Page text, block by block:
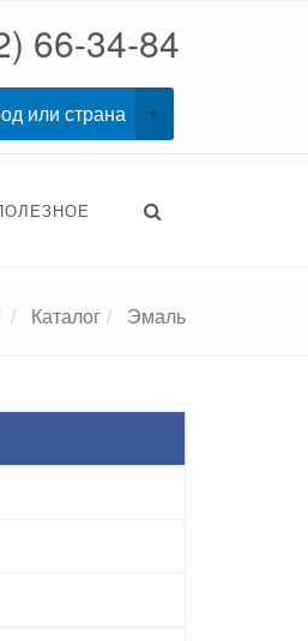
66-34-84
Каталог Эмаль